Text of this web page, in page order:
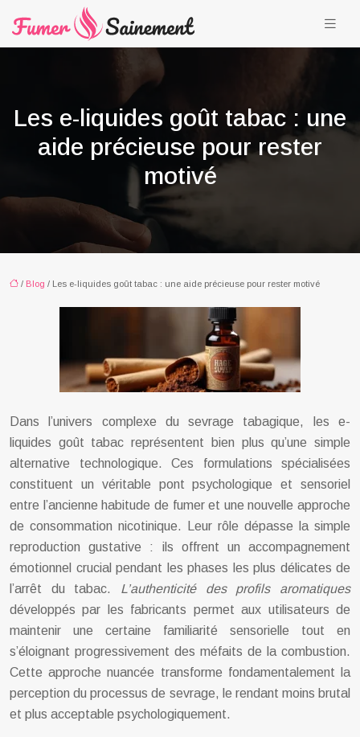
Les e-liquides goût tabac : une
aide précieuse pour rester
motivé
/ Blog / Les e-liquides goût tabac : une aide précieuse pour rester motivé
Dans l’univers complexe du sevrage tabagique, les e-
liquides goût tabac représentent bien plus qu’une simple
alternative technologique. Ces formulations spécialisées
constituent un véritable pont psychologique et sensoriel
entre l’ancienne habitude de fumer et une nouvelle approche
de consommation nicotinique. Leur rôle dépasse la simple
reproduction gustative : ils offrent un accompagnement
émotionnel crucial pendant les phases les plus délicates de
l’arrêt du tabac. L’authenticité des profils aromatiques
développés par les fabricants permet aux utilisateurs de
maintenir une certaine familiarité sensorielle tout en
s’éloignant progressivement des méfaits de la combustion.
Cette approche nuancée transforme fondamentalement la
perception du processus de sevrage, le rendant moins brutal
et plus acceptable psychologiquement.